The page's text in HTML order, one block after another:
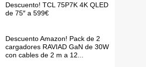
Descuento! TCL 75P7K 4K QLED
de 75″ a 599€
Descuento Amazon! Pack de 2
cargadores RAVIAD GaN de 30W
con cables de 2 m a 12...